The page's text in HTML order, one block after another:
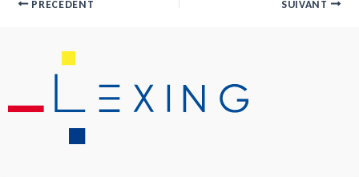
PRÉCÉDENT SUIVANT